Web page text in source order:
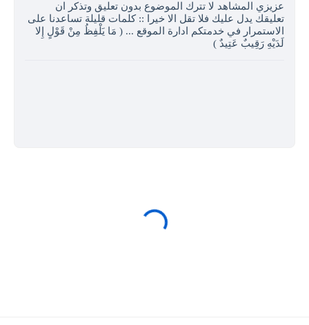
عزيزي المشاهد لا تترك الموضوع بدون تعليق وتذكر ان
تعليقك يدل عليك فلا تقل الا خيرا :: كلمات قليلة تساعدنا على
الاستمرار في خدمتكم ادارة الموقع ... ( مَا يَلْفِظُ مِنْ قَوْلٍ إِلا
لَدَيْهِ رَقِيبٌ عَتِيدٌ )